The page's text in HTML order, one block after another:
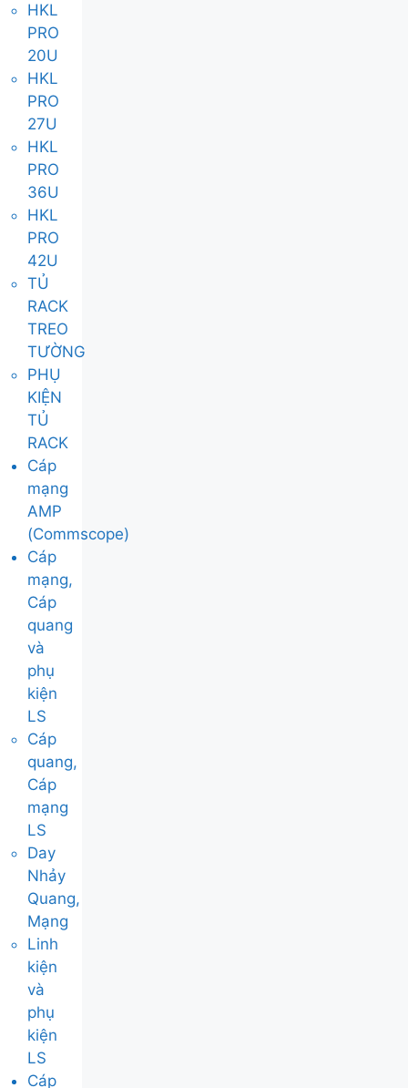
HKL
PRO
20U
HKL
PRO
27U
HKL
PRO
36U
HKL
PRO
42U
TỦ
RACK
TREO
TƯỜNG
PHỤ
KIỆN
TỦ
RACK
Cáp
mạng
AMP
(Commscope)
Cáp
mạng,
Cáp
quang
và
phụ
kiện
LS
Cáp
quang,
Cáp
mạng
LS
Day
Nhảy
Quang,
Mạng
Linh
kiện
và
phụ
kiện
LS
Cáp